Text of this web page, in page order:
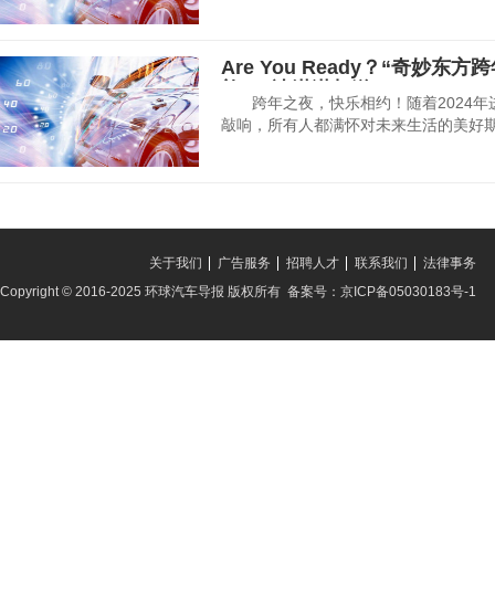
Are You Ready？“奇妙东方
礼QQ冰淇淋相送
跨年之夜，快乐相约！随着2024年
敲响，所有人都满怀对未来生活的美好
法律事务
联系我们
招聘人才
广告服务
关于我们
Copyright © 2016-2025 环球汽车导报 版权所有 备案号：京ICP备05030183号-1